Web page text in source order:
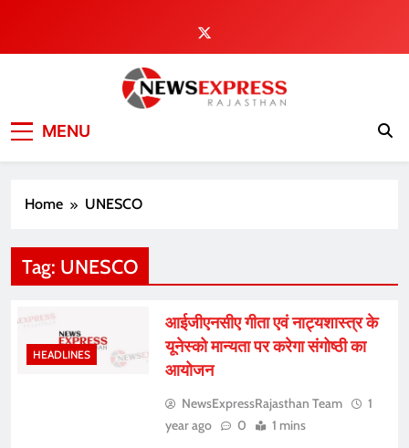
content
MENU
Home UNESCO
Tag: UNESCO
HEADLINES
आईजीएनसीए गीता एवं नाट्यशास्त्र के
यूनेस्को मान्यता पर करेगा संगोष्ठी का
आयोजन
NewsExpressRajasthan Team
1
year ago
0 1 mins